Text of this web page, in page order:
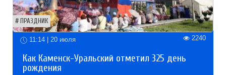
ПРАЗДНИК
11:14 | 20 июля 2240
Как Каменск-Уральский отметил 325 день
рождения